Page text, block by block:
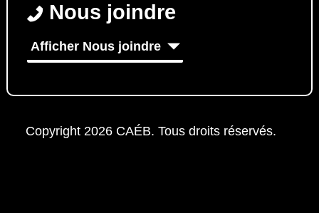
Nous joindre
Afficher Nous joindre
Copyright 2026 CAÉB. Tous droits réservés.